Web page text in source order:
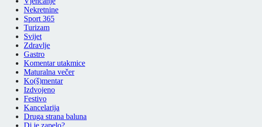
Nekretnine
Sport 365
Turizam
Svijet
Zdravlje
Gastro
Komentar utakmice
Maturalna večer
Ko(š)mentar
Izdvojeno
Festivo
Kancelarija
Druga strana baluna